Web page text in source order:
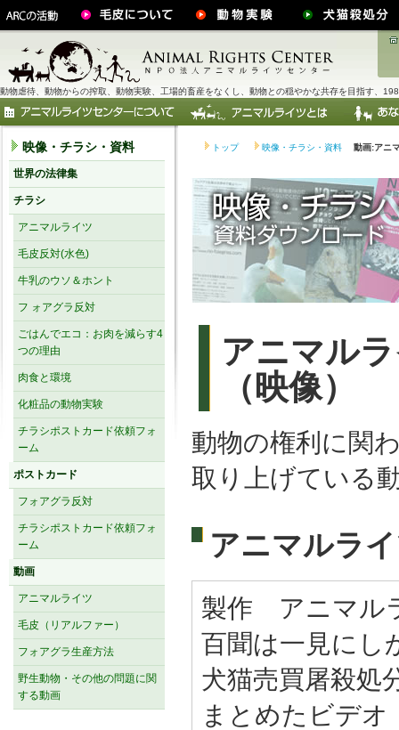
動物虐待、動物からの搾取、動物実験、工場的畜産をなくし、動物との穏やかな共存を目指す、
トップ 映像・チラシ・資料 動画:アニ
アニマル
（映像）
動物の権利に関
取り上げている
アニマルラ
製作 アニマル
百聞は一見にし
犬猫売買屠殺処
まとめたビデオ
映像・チラシ・資料
世界の法律集
チラシ
アニマルライツ
毛皮反対(水色)
牛乳のウソ＆ホント
フ ォアグラ反対
ごはんでエコ：お肉を減らす4
つの理由
肉食と環境
化粧品の動物実験
チラシポストカード依頼フォ
ーム
ポストカード
フォアグラ反対
チラシポストカード依頼フォ
ーム
動画
アニマルライツ
毛皮（リアルファー）
フォアグラ生産方法
野生動物・その他の問題に関
する動画